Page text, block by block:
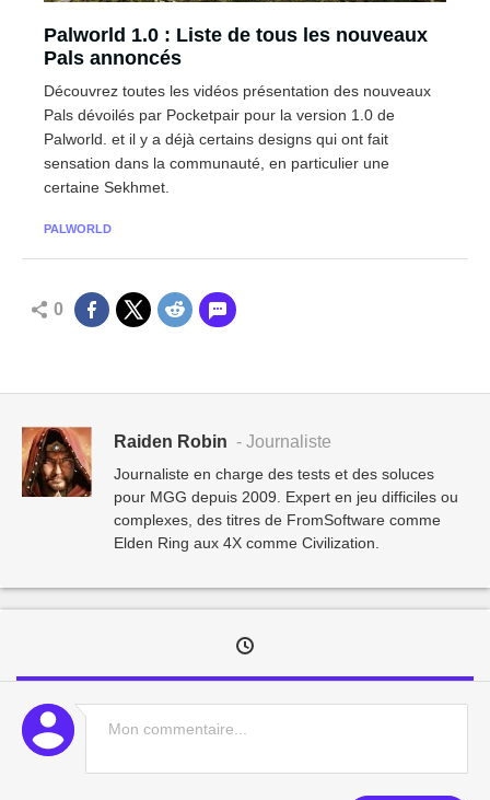
Palworld 1.0 : Liste de tous les nouveaux
Pals annoncés
Découvrez toutes les vidéos présentation des nouveaux
Pals dévoilés par Pocketpair pour la version 1.0 de
Palworld. et il y a déjà certains designs qui ont fait
sensation dans la communauté, en particulier une
certaine Sekhmet.
PALWORLD
0
Raiden Robin - Journaliste
Journaliste en charge des tests et des soluces
pour MGG depuis 2009. Expert en jeu difficiles ou
complexes, des titres de FromSoftware comme
Elden Ring aux 4X comme Civilization.